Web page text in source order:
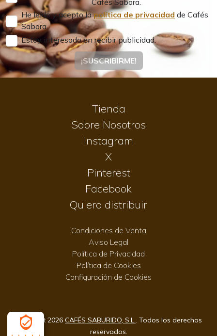
Cafés Sabora.
He leído y acepto lapolítica de privacidad de Cafés
Sabora.
Estoy interesado en recibir publicidad.
¡SUSCRIBIRME!
Tienda
Sobre Nosotros
Instagram
X
Pinterest
Facebook
Quiero distribuir
Condiciones de Venta
Aviso Legal
Política de Privacidad
Política de Cookies
Configuración de Cookies
Copyright 2026 CAFÉS SABURIDO, S.L.. Todos los derechos
reservados.